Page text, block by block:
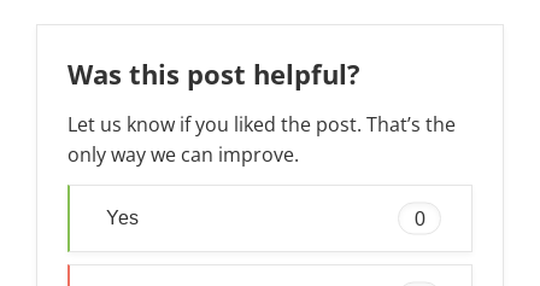
Was this post helpful?
Let us know if you liked the post. That’s the
only way we can improve.
Yes 0